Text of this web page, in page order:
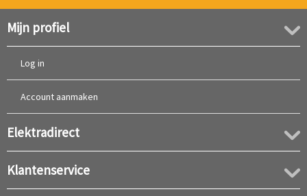
Mijn profiel
Log in
Account aanmaken
Elektradirect
Klantenservice